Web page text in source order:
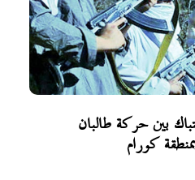
بين حركة طالبان
كورام